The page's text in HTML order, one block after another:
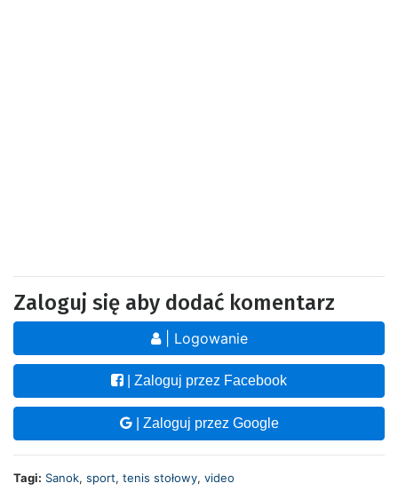
Zaloguj się aby dodać komentarz
| Logowanie
| Zaloguj przez Facebook
| Zaloguj przez Google
Tagi: Sanok, sport, tenis stołowy, video